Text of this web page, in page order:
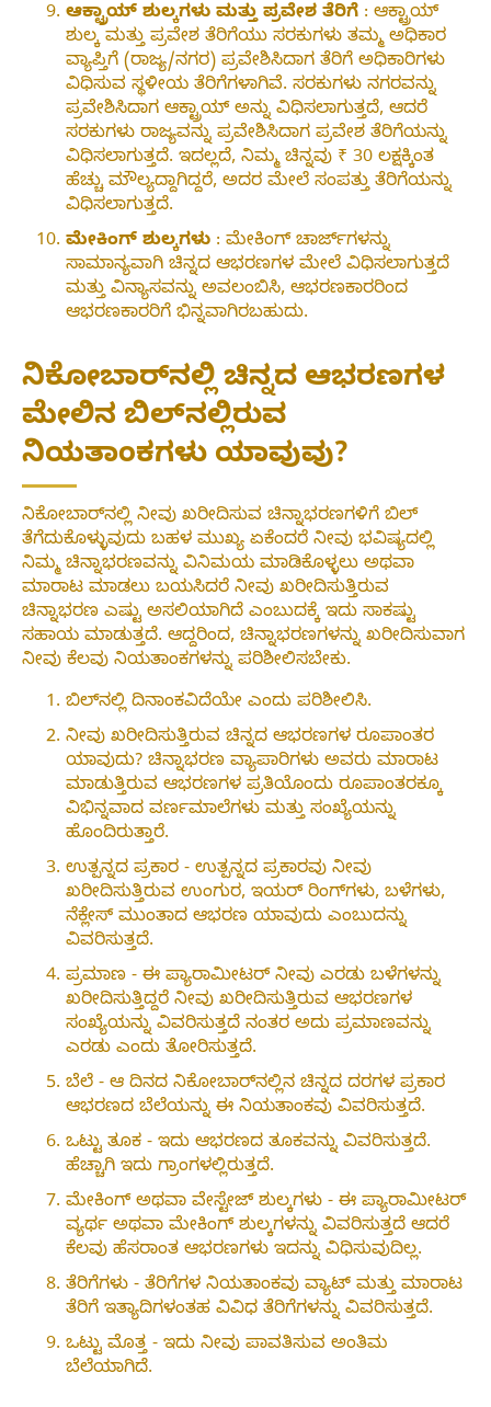
ಆಕ್ಟ್ರಾಯ್ ಶುಲ್ಕಗಳು ಮತ್ತು ಪ್ರವೇಶ ತೆರಿಗೆ : ಆಕ್ಟ್ರಾಯ್
ಶುಲ್ಕ ಮತ್ತು ಪ್ರವೇಶ ತೆರಿಗೆಯು ಸರಕುಗಳು ತಮ್ಮ ಅಧಿಕಾರ
ವ್ಯಾಪ್ತಿಗೆ (ರಾಜ್ಯ/ನಗರ) ಪ್ರವೇಶಿಸಿದಾಗ ತೆರಿಗೆ ಅಧಿಕಾರಿಗಳು
ವಿಧಿಸುವ ಸ್ಥಳೀಯ ತೆರಿಗೆಗಳಾಗಿವೆ. ಸರಕುಗಳು ನಗರವನ್ನು
ಪ್ರವೇಶಿಸಿದಾಗ ಆಕ್ಟ್ರಾಯ್ ಅನ್ನು ವಿಧಿಸಲಾಗುತ್ತದೆ, ಆದರೆ
ಸರಕುಗಳು ರಾಜ್ಯವನ್ನು ಪ್ರವೇಶಿಸಿದಾಗ ಪ್ರವೇಶ ತೆರಿಗೆಯನ್ನು
ವಿಧಿಸಲಾಗುತ್ತದೆ. ಇದಲ್ಲದೆ, ನಿಮ್ಮ ಚಿನ್ನವು ₹ 30 ಲಕ್ಷಕ್ಕಿಂತ
ಹೆಚ್ಚು ಮೌಲ್ಯದ್ದಾಗಿದ್ದರೆ, ಅದರ ಮೇಲೆ ಸಂಪತ್ತು ತೆರಿಗೆಯನ್ನು
ವಿಧಿಸಲಾಗುತ್ತದೆ.
ಮೇಕಿಂಗ್ ಶುಲ್ಕಗಳು : ಮೇಕಿಂಗ್ ಚಾರ್ಜ್‌ಗಳನ್ನು
ಸಾಮಾನ್ಯವಾಗಿ ಚಿನ್ನದ ಆಭರಣಗಳ ಮೇಲೆ ವಿಧಿಸಲಾಗುತ್ತದೆ
ಮತ್ತು ವಿನ್ಯಾಸವನ್ನು ಅವಲಂಬಿಸಿ, ಆಭರಣಕಾರರಿಂದ
ಆಭರಣಕಾರರಿಗೆ ಭಿನ್ನವಾಗಿರಬಹುದು.
ನಿಕೋಬಾರ್‌ನಲ್ಲಿ ಚಿನ್ನದ ಆಭರಣಗಳ
ಮೇಲಿನ ಬಿಲ್‌ನಲ್ಲಿರುವ
ನಿಯತಾಂಕಗಳು ಯಾವುವು?
ನಿಕೋಬಾರ್‌ನಲ್ಲಿ ನೀವು ಖರೀದಿಸುವ ಚಿನ್ನಾಭರಣಗಳಿಗೆ ಬಿಲ್
ತೆಗೆದುಕೊಳ್ಳುವುದು ಬಹಳ ಮುಖ್ಯ ಏಕೆಂದರೆ ನೀವು ಭವಿಷ್ಯದಲ್ಲಿ
ನಿಮ್ಮ ಚಿನ್ನಾಭರಣವನ್ನು ವಿನಿಮಯ ಮಾಡಿಕೊಳ್ಳಲು ಅಥವಾ
ಮಾರಾಟ ಮಾಡಲು ಬಯಸಿದರೆ ನೀವು ಖರೀದಿಸುತ್ತಿರುವ
ಚಿನ್ನಾಭರಣ ಎಷ್ಟು ಅಸಲಿಯಾಗಿದೆ ಎಂಬುದಕ್ಕೆ ಇದು ಸಾಕಷ್ಟು
ಸಹಾಯ ಮಾಡುತ್ತದೆ. ಆದ್ದರಿಂದ, ಚಿನ್ನಾಭರಣಗಳನ್ನು ಖರೀದಿಸುವಾಗ
ನೀವು ಕೆಲವು ನಿಯತಾಂಕಗಳನ್ನು ಪರಿಶೀಲಿಸಬೇಕು.
ಬಿಲ್‌ನಲ್ಲಿ ದಿನಾಂಕವಿದೆಯೇ ಎಂದು ಪರಿಶೀಲಿಸಿ.
ನೀವು ಖರೀದಿಸುತ್ತಿರುವ ಚಿನ್ನದ ಆಭರಣಗಳ ರೂಪಾಂತರ
ಯಾವುದು? ಚಿನ್ನಾಭರಣ ವ್ಯಾಪಾರಿಗಳು ಅವರು ಮಾರಾಟ
ಮಾಡುತ್ತಿರುವ ಆಭರಣಗಳ ಪ್ರತಿಯೊಂದು ರೂಪಾಂತರಕ್ಕೂ
ವಿಭಿನ್ನವಾದ ವರ್ಣಮಾಲೆಗಳು ಮತ್ತು ಸಂಖ್ಯೆಯನ್ನು
ಹೊಂದಿರುತ್ತಾರೆ.
ಉತ್ಪನ್ನದ ಪ್ರಕಾರ - ಉತ್ಪನ್ನದ ಪ್ರಕಾರವು ನೀವು
ಖರೀದಿಸುತ್ತಿರುವ ಉಂಗುರ, ಇಯರ್ ರಿಂಗ್‌ಗಳು, ಬಳೆಗಳು,
ನೆಕ್ಲೇಸ್ ಮುಂತಾದ ಆಭರಣ ಯಾವುದು ಎಂಬುದನ್ನು
ವಿವರಿಸುತ್ತದೆ.
ಪ್ರಮಾಣ - ಈ ಪ್ಯಾರಾಮೀಟರ್ ನೀವು ಎರಡು ಬಳೆಗಳನ್ನು
ಖರೀದಿಸುತ್ತಿದ್ದರೆ ನೀವು ಖರೀದಿಸುತ್ತಿರುವ ಆಭರಣಗಳ
ಸಂಖ್ಯೆಯನ್ನು ವಿವರಿಸುತ್ತದೆ ನಂತರ ಅದು ಪ್ರಮಾಣವನ್ನು
ಎರಡು ಎಂದು ತೋರಿಸುತ್ತದೆ.
ಬೆಲೆ - ಆ ದಿನದ ನಿಕೋಬಾರ್‌ನಲ್ಲಿನ ಚಿನ್ನದ ದರಗಳ ಪ್ರಕಾರ
ಆಭರಣದ ಬೆಲೆಯನ್ನು ಈ ನಿಯತಾಂಕವು ವಿವರಿಸುತ್ತದೆ.
ಒಟ್ಟು ತೂಕ - ಇದು ಆಭರಣದ ತೂಕವನ್ನು ವಿವರಿಸುತ್ತದೆ.
ಹೆಚ್ಚಾಗಿ ಇದು ಗ್ರಾಂಗಳಲ್ಲಿರುತ್ತದೆ.
ಮೇಕಿಂಗ್ ಅಥವಾ ವೇಸ್ಟೇಜ್ ಶುಲ್ಕಗಳು - ಈ ಪ್ಯಾರಾಮೀಟರ್
ವ್ಯರ್ಥ ಅಥವಾ ಮೇಕಿಂಗ್ ಶುಲ್ಕಗಳನ್ನು ವಿವರಿಸುತ್ತದೆ ಆದರೆ
ಕೆಲವು ಹೆಸರಾಂತ ಆಭರಣಗಳು ಇದನ್ನು ವಿಧಿಸುವುದಿಲ್ಲ.
ತೆರಿಗೆಗಳು - ತೆರಿಗೆಗಳ ನಿಯತಾಂಕವು ವ್ಯಾಟ್ ಮತ್ತು ಮಾರಾಟ
ತೆರಿಗೆ ಇತ್ಯಾದಿಗಳಂತಹ ವಿವಿಧ ತೆರಿಗೆಗಳನ್ನು ವಿವರಿಸುತ್ತದೆ.
ಒಟ್ಟು ಮೊತ್ತ - ಇದು ನೀವು ಪಾವತಿಸುವ ಅಂತಿಮ
ಬೆಲೆಯಾಗಿದೆ.